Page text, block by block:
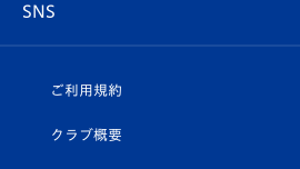
ホームタウン
U-18
SNS
ヴィヴィくんインスタグラム
ご利用規約
クラブ概要